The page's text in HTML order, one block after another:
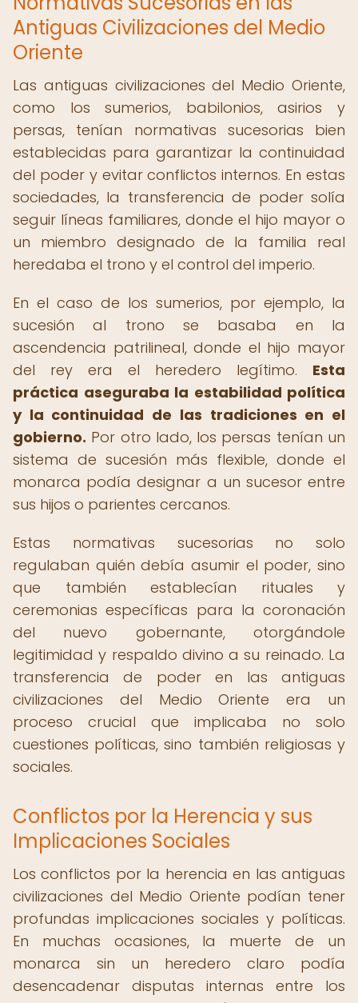
Antiguas Civilizaciones del Medio
Oriente
Las antiguas civilizaciones del Medio Oriente,
como los sumerios, babilonios, asirios y
persas, tenían normativas sucesorias bien
establecidas para garantizar la continuidad
del poder y evitar conflictos internos. En estas
sociedades, la transferencia de poder solía
seguir líneas familiares, donde el hijo mayor o
un miembro designado de la familia real
heredaba el trono y el control del imperio.
En el caso de los sumerios, por ejemplo, la
sucesión al trono se basaba en la
ascendencia patrilineal, donde el hijo mayor
del rey era el heredero legítimo. Esta
práctica aseguraba la estabilidad política
y la continuidad de las tradiciones en el
gobierno. Por otro lado, los persas tenían un
sistema de sucesión más flexible, donde el
monarca podía designar a un sucesor entre
sus hijos o parientes cercanos.
Estas normativas sucesorias no solo
regulaban quién debía asumir el poder, sino
que también establecían rituales y
ceremonias específicas para la coronación
del nuevo gobernante, otorgándole
legitimidad y respaldo divino a su reinado. La
transferencia de poder en las antiguas
civilizaciones del Medio Oriente era un
proceso crucial que implicaba no solo
cuestiones políticas, sino también religiosas y
sociales.
Conflictos por la Herencia y sus
Implicaciones Sociales
Los conflictos por la herencia en las antiguas
civilizaciones del Medio Oriente podían tener
profundas implicaciones sociales y políticas.
En muchas ocasiones, la muerte de un
monarca sin un heredero claro podía
desencadenar disputas internas entre los